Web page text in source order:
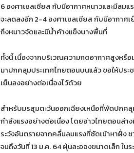
6 องศาเซลเซียส กับมีอากาศหนาวและมีลม
จะลดลงอีก 2-4 องศาเซลเซียส กับมีอากา
ถึงหนาวจัดและมีน้ำค้างแข็งบางพื้นที่
ทั้งนี้ เนื่องจากบริเวณความกดอากาศสูงหรื
มาปกคลุมประเทศไทยตอนบนแล้ว ขอให้ปร
เย็นลงอย่างต่อเนื่องไว้ด้วย
สำหรับมรสุมตะวันออกเฉียงเหนือที่พัดปกค
กำลังแรงอย่างต่อเนื่อง โดยอ่าวไทยตอนล่
ระวังอันตรายจากคลื่นลมแรงที่ซัดเข้าหาฝั่ง
จนถึงวันที่ 13 ม.ค. 64 ฝุ่นละอองขนาดเล็ก ใ